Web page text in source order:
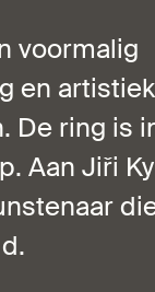
voormalig
en artistiek
De ring is
Aan Jiři